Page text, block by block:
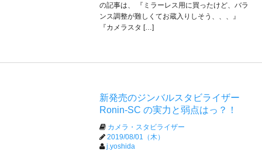
の記事は、 『ミラーレス用に買ったけど、バラ
ンス調整が難しくてお蔵入りしそう、、、』
『カメラスタ […]
新発売のジンバルスタビライザー
Ronin-SC の実力と弱点はっ？！
カメラ・スタビライザー
2019/08/01（木）
j.yoshida